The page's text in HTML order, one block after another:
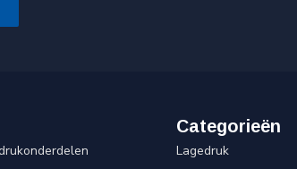
Categorieën
Lagedruk